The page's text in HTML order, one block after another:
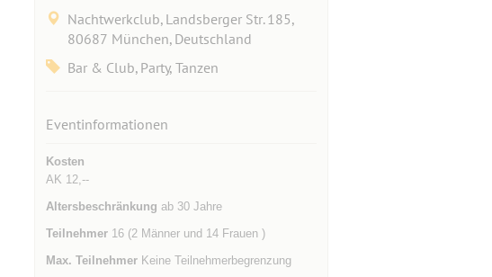
Nachtwerkclub, Landsberger Str. 185,
80687 München, Deutschland
Bar & Club, Party, Tanzen
Eventinformationen
Kosten
AK 12,--
Altersbeschränkung ab 30 Jahre
Teilnehmer16 (2 Männer und 14 Frauen )
Max. TeilnehmerKeine Teilnehmerbegrenzung